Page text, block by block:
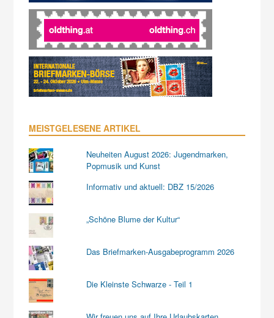
MEISTGELESENE ARTIKEL
Neuheiten August 2026: Jugendmarken,
Popmusik und Kunst
Informativ und aktuell: DBZ 15/2026
„Schöne Blume der Kultur“
Das Briefmarken-Ausgabeprogramm 2026
Die Kleinste Schwarze - Teil 1